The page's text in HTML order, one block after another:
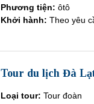
Phương tiện: ôtô
Khởi hành: Theo yêu
Tour du lịch Đà
Loại tour: Tour đoàn